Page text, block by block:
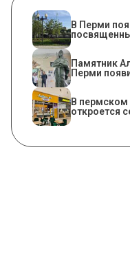
В Перми
​Памятник
Перми
​В
откроется